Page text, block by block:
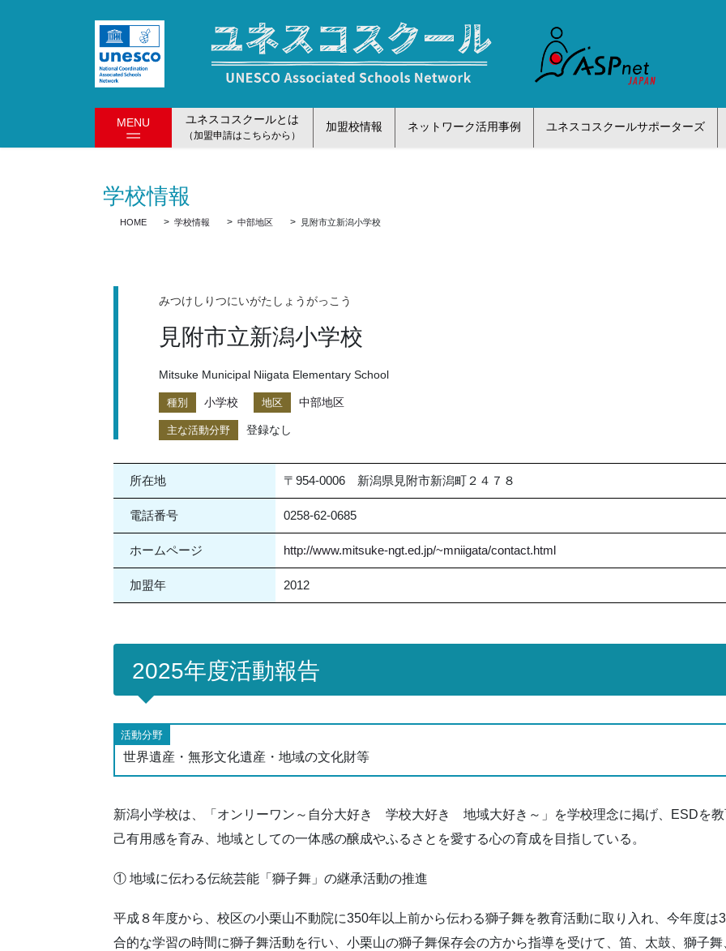
動
に
MENU ユネスコスクールとは
（加盟申請はこちらから）
加盟校情報 ネットワーク活用事例 ユネスコスクールサポーターズ
学校情報
HOME 学校情報 中部地区 見附市立新潟小学校
みつけしりつにいがたしょうがっこう
見附市立新潟小学校
Mitsuke Municipal Niigata Elementary School
種別 小学校 地区 中部地区
主な活動分野 登録なし
所在地 〒954-0006 新潟県見附市新潟町２４７８
電話番号 0258-62-0685
ホームページ http://www.mitsuke-ngt.ed.jp/~mniigata/contact.html
加盟年 2012
2025年度活動報告
活動分野
世界遺産・無形文化遺産・地域の文化財等
新潟小学校は、「オンリーワン～自分大好き 学校大好き 地域大好き～」を学校理念に掲げ、ESDを教
己有用感を育み、地域としての一体感の醸成やふるさとを愛する心の育成を目指している。
① 地域に伝わる伝統芸能「獅子舞」の継承活動の推進
平成８年度から、校区の小栗山不動院に350年以上前から伝わる獅子舞を教育活動に取り入れ、今年度
合的な学習の時間に獅子舞活動を行い、小栗山の獅子舞保存会の方から指導を受けて、笛、太鼓、獅子